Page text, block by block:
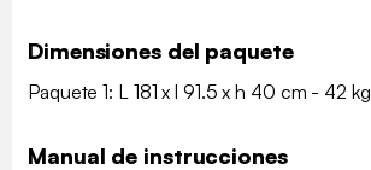
Dimensiones del paquete
Paquete 1: L 181 x l 91.5 x h 40 cm - 42 kg
Manual de instrucciones